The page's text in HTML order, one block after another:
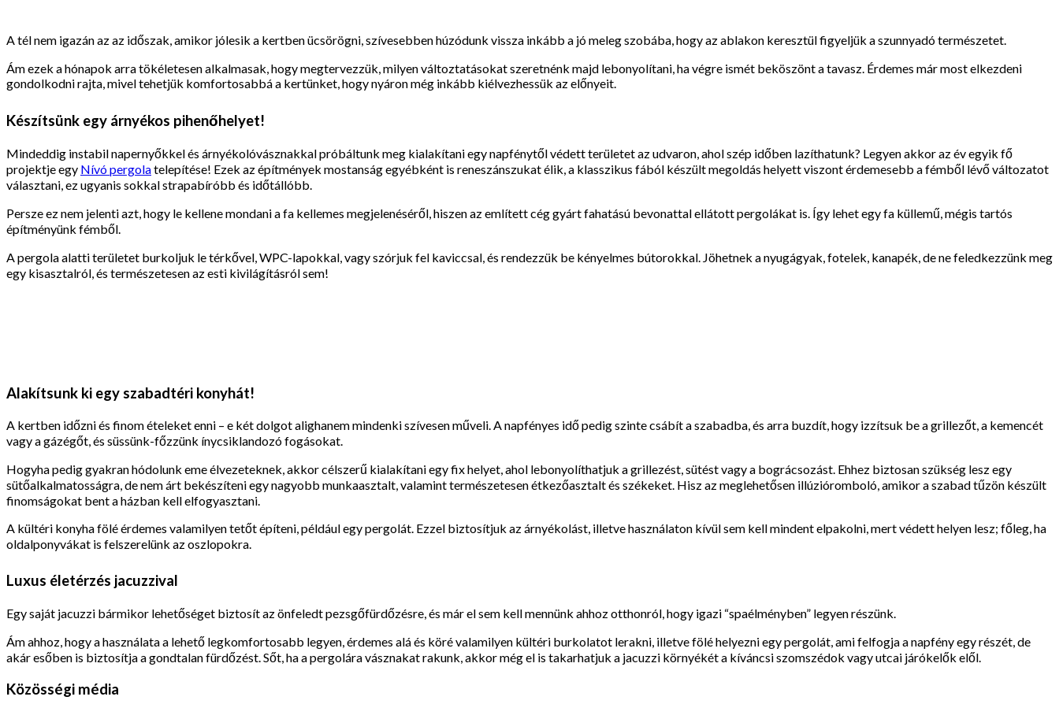
A tél nem igazán az az időszak, amikor jólesik a kertben ücsörögni, szívesebben húzódunk vissza inkább a jó meleg szobába, hogy az ablakon keresztül figyeljük a szunnyadó természetet.
Ám ezek a hónapok arra tökéletesen alkalmasak, hogy megtervezzük, milyen változtatásokat szeretnénk majd lebonyolítani, ha végre ismét beköszönt a tavasz. Érdemes már most elkezdeni
gondolkodni rajta, mivel tehetjük komfortosabbá a kertünket, hogy nyáron még inkább kiélvezhessük az előnyeit.
Készítsünk egy árnyékos pihenőhelyet!
Mindeddig instabil napernyőkkel és árnyékolóvásznakkal próbáltunk meg kialakítani egy napfénytől védett területet az udvaron, ahol szép időben lazíthatunk? Legyen akkor az év egyik fő
projektje egy Nívó pergolatelepítése! Ezek az építmények mostanság egyébként is reneszánszukat élik, a klasszikus fából készült megoldás helyett viszont érdemesebb a fémből lévő változatot
választani, ez ugyanis sokkal strapabíróbb és időtállóbb.
Persze ez nem jelenti azt, hogy le kellene mondani a fa kellemes megjelenéséről, hiszen az említett cég gyárt fahatású bevonattal ellátott pergolákat is. Így lehet egy fa küllemű, mégis tartós
építményünk fémből.
A pergola alatti területet burkoljuk le térkővel, WPC-lapokkal, vagy szórjuk fel kaviccsal, és rendezzük be kényelmes bútorokkal. Jöhetnek a nyugágyak, fotelek, kanapék, de ne feledkezzünk meg
egy kisasztalról, és természetesen az esti kivilágításról sem!
Alakítsunk ki egy szabadtéri konyhát!
A kertben időzni és finom ételeket enni – e két dolgot alighanem mindenki szívesen műveli. A napfényes idő pedig szinte csábít a szabadba, és arra buzdít, hogy izzítsuk be a grillezőt, a kemencét
vagy a gázégőt, és süssünk-főzzünk ínycsiklandozó fogásokat.
Hogyha pedig gyakran hódolunk eme élvezeteknek, akkor célszerű kialakítani egy fix helyet, ahol lebonyolíthatjuk a grillezést, sütést vagy a bográcsozást. Ehhez biztosan szükség lesz egy
sütőalkalmatosságra, de nem árt bekészíteni egy nagyobb munkaasztalt, valamint természetesen étkezőasztalt és székeket. Hisz az meglehetősen illúzióromboló, amikor a szabad tűzön készült
finomságokat bent a házban kell elfogyasztani.
A kültéri konyha fölé érdemes valamilyen tetőt építeni, például egy pergolát. Ezzel biztosítjuk az árnyékolást, illetve használaton kívül sem kell mindent elpakolni, mert védett helyen lesz; főleg, ha
oldalponyvákat is felszerelünk az oszlopokra.
Luxus életérzés jacuzzival
Egy saját jacuzzi bármikor lehetőséget biztosít az önfeledt pezsgőfürdőzésre, és már el sem kell mennünk ahhoz otthonról, hogy igazi “spaélményben” legyen részünk.
Ám ahhoz, hogy a használata a lehető legkomfortosabb legyen, érdemes alá és köré valamilyen kültéri burkolatot lerakni, illetve fölé helyezni egy pergolát, ami felfogja a napfény egy részét, de
akár esőben is biztosítja a gondtalan fürdőzést. Sőt, ha a pergolára vásznakat rakunk, akkor még el is takarhatjuk a jacuzzi környékét a kíváncsi szomszédok vagy utcai járókelők elől.
Közösségi média